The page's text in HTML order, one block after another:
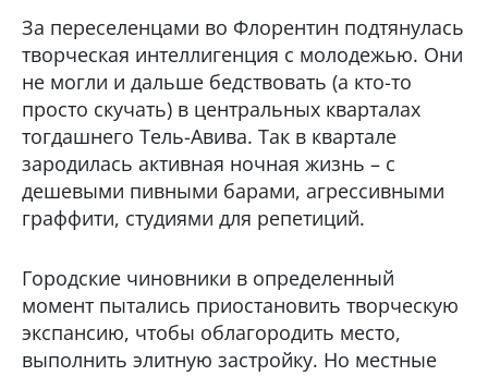
За переселенцами во Флорентин подтянулась
творческая интеллигенция с молодежью. Они
не могли и дальше бедствовать (а кто-то
просто скучать) в центральных кварталах
тогдашнего Тель-Авива. Так в квартале
зародилась активная ночная жизнь – с
дешевыми пивными барами, агрессивными
граффити, студиями для репетиций.
Городские чиновники в определенный
момент пытались приостановить творческую
экспансию, чтобы облагородить место,
выполнить элитную застройку. Но местные